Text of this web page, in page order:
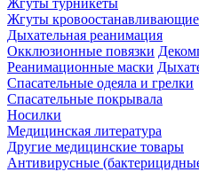
Жгуты турникеты
Жгуты кровоостанавливающие
Дыхательная реанимация
Окклюзионные повязки
Реанимационные маски
Спасательные одеяла и грелки
Спасательные покрывала
Носилки
Медицинская литература
Другие медицинские товары
Антивирусные